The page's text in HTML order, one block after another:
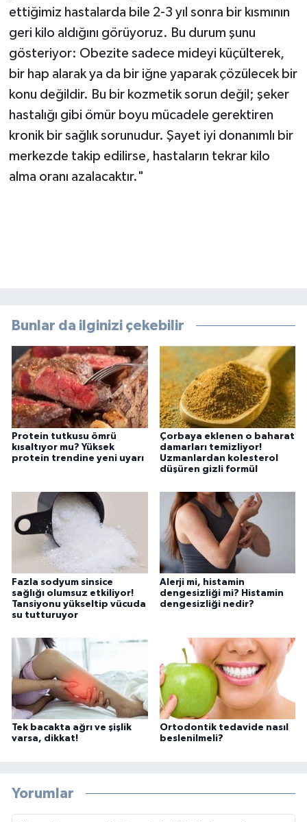
ettiğimiz hastalarda bile 2-3 yıl sonra bir kısmının
geri kilo aldığını görüyoruz. Bu durum şunu
gösteriyor: Obezite sadece mideyi küçülterek,
bir hap alarak ya da bir iğne yaparak çözülecek bir
konu değildir. Bu bir kozmetik sorun değil; şeker
hastalığı gibi ömür boyu mücadele gerektiren
kronik bir sağlık sorunudur. Şayet iyi donanımlı bir
merkezde takip edilirse, hastaların tekrar kilo
alma oranı azalacaktır."
Bunlar da ilginizi çekebilir
Protein tutkusu ömrü
kısaltıyor mu? Yüksek
protein trendine yeni uyarı
Çorbaya eklenen o baharat
damarları temizliyor!
Uzmanlardan kolesterol
düşüren gizli formül
Fazla sodyum sinsice
sağlığı olumsuz etkiliyor!
Tansiyonu yükseltip vücuda
su tutturuyor
Alerji mi, histamin
dengesizliği mi? Histamin
dengesizliği nedir?
Tek bacakta ağrı ve şişlik
varsa, dikkat!
Ortodontik tedavide nasıl
beslenilmeli?
Yorumlar